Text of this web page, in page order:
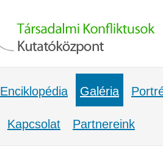
Enciklopédia Galéria
Kapcsolat Partnereink